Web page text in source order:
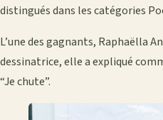
distingués dans les catégories
L’une des gagnants, Raphaëlla
dessinatrice, elle a expliqué
“Je chute”.